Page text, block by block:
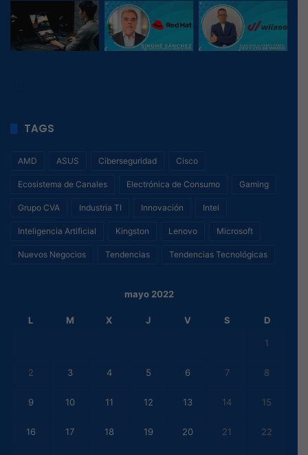
TAGS
AMD ASUS Ciberseguridad Cisco
Ecosistema de Canales Electrónica de Consumo Gaming
Grupo CVA Industria TI Innovación Intel
Inteligencia Artificial Kingston Lenovo Microsoft
Nuevos Negocios Tendencias Tendencias Tecnológicas
mayo 2022
L M X J V S D
1
2 3 4 5 6 7 8
9 10 11 12 13 14 15
16 17 18 19 20 21 22